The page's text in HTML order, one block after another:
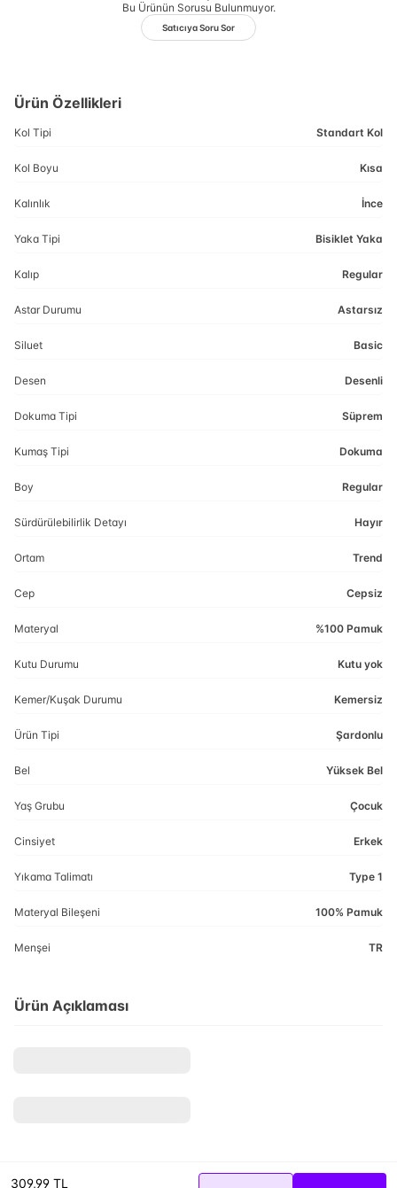
Bu Ürünün Sorusu Bulunmuyor.
Satıcıya Soru Sor
309,99 TL
Ürün Özellikleri
Kol Tipi Standart Kol
Kol Boyu Kısa
Kalınlık İnce
Yaka Tipi Bisiklet Yaka
Kalıp Regular
Astar Durumu Astarsız
Siluet Basic
Desen Desenli
Dokuma Tipi Süprem
Kumaş Tipi Dokuma
Boy Regular
Sürdürülebilirlik Detayı Hayır
Ortam Trend
Cep Cepsiz
Materyal %100 Pamuk
Kutu Durumu Kutu yok
Kemer/Kuşak Durumu Kemersiz
Ürün Tipi Şardonlu
Bel Yüksek Bel
Yaş Grubu Çocuk
Cinsiyet Erkek
Yıkama Talimatı Type 1
Materyal Bileşeni 100% Pamuk
Menşei TR
Ürün Açıklaması